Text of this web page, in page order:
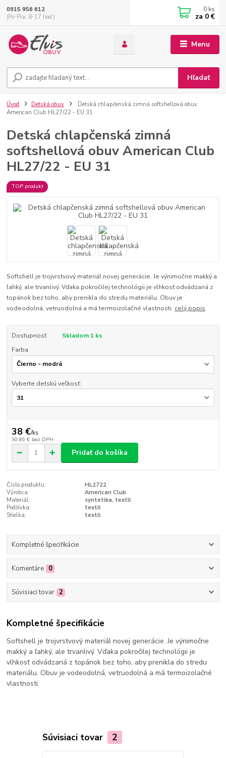
Menu
Hľadať
0915 956 612
(Po-Pia, 8-17 hod.)
0 ks
za 0 €
Úvod Detská obuv
Detská chlapčenská zimná softshellová obuv
American Club HL27/22 - EU 31
Detská chlapčenská zimná
softshellová obuv American Club
HL27/22 - EU 31
TOP produkt
Softshell je trojvrstvový materiál novej generácie. Je výnimočne makký a
ľahký, ale trvanlivý. Vďaka pokročilej technológii je vlhkosť odvádzaná z
topánok bez toho, aby prenikla do stredu materiálu. Obuv je
vodeodolná, vetruodolná a má termoizolačné vlastnosti. celý popis
Dostupnosť
Skladom 1 ks
Farba
Vyberte detskú veľkosť:
38 €/ks
30,89 € bez DPH
Pridať do košíka
Číslo produktu:
HL2722
Výrobca:
American Club
Materiál:
syntetika, textil
Podšívka:
textil
Stielka:
textil
Kompletné špecifikácie
Komentáre 0
Súvisiaci tovar 2
Kompletné špecifikácie
Softshell je trojvrstvový materiál novej generácie. Je výnimočne
makký a ľahký, ale trvanlivý. Vďaka pokročilej technológii je
vlhkosť odvádzaná z topánok bez toho, aby prenikla do stredu
materiálu. Obuv je vodeodolná, vetruodolná a má termoizolačné
vlastnosti.
Súvisiaci tovar 2